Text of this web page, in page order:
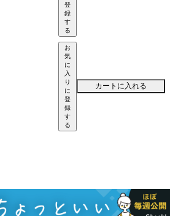
登
録
す
る
お
気
に
入
り
に
登
録
す
る
カートに入れる